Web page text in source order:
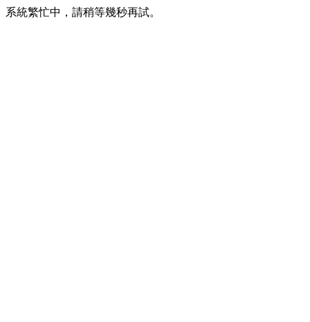
系統繁忙中，請稍等幾秒再試。